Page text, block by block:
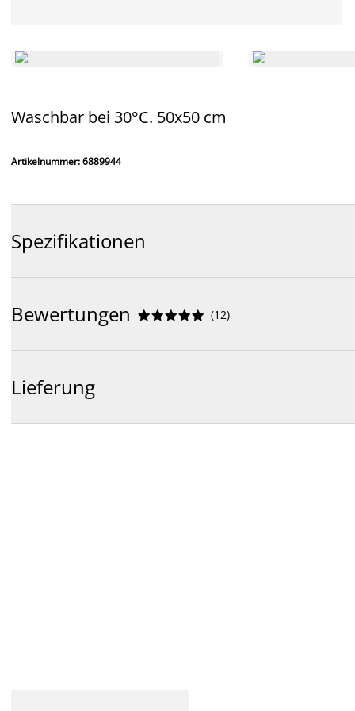
Waschbar bei 30°C. 50x50 cm
Artikelnummer: 6889944
Spezifikationen
Bewertungen 




 (12)
Lieferung